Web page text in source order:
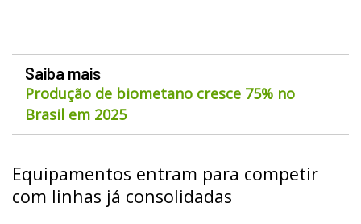
Saiba mais
Produção de biometano cresce 75% no
Brasil em 2025
Equipamentos entram para competir
com linhas já consolidadas